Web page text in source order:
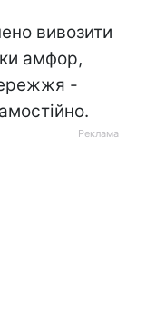
вивозити
амфор,
-